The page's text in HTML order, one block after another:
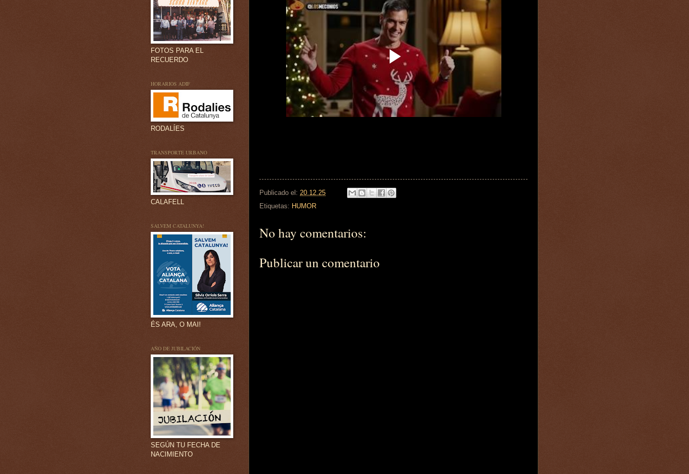
Publicado el: 20.12.25
Etiquetas: HUMOR
No hay comentarios:
Publicar un comentario
FOTOS PARA EL
RECUERDO
HORARIOS ADIF
RODALÍES
TRANSPORTE URBANO
CALAFELL
SALVEM CATALUNYA!
ÉS ARA, O MAI!
AÑO DE JUBILACIÓN
SEGÚN TU FECHA DE
NACIMIENTO